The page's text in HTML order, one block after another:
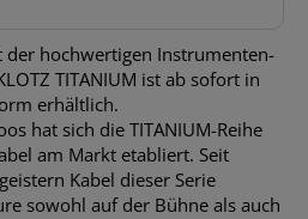
der hochwertigen Instrumenten-
TITANIUM ist ab sofort in
erhältlich.
hat sich die TITANIUM-Reihe
am Markt etabliert. Seit
Kabel dieser Serie
sowohl auf der Bühne als auch